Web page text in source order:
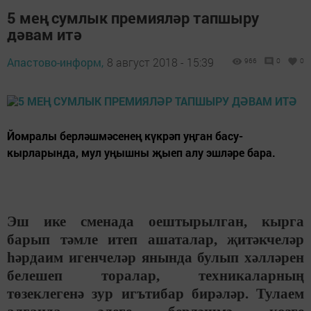
5 мең сумлык премияләр тапшыру
дәвам итә
Апастово-информ, 8 август 2018 - 15:39 966 0 0
Йомралы берләшмәсенең күкрәп уңган басу-
кырларында, мул уңышны җыеп алу эшләре бара.
Эш ике сменада оештырылган, кырга
барып тәмле итеп ашаталар, җитәкчеләр
һәрдаим игенчеләр янында булып хәлләрен
белешеп торалар, техникаларның
төзеклегенә зур игътибар бирәләр. Тулаем